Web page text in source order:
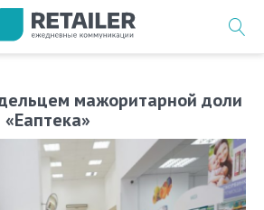
мажоритарной доли